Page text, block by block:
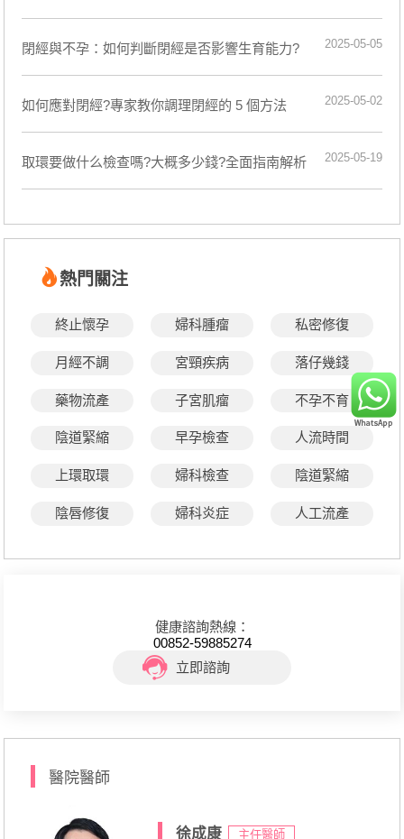
閉經與不孕：如何判斷閉經是否影響生育能力? 2025-05-05
如何應對閉經?專家教你調理閉經的 5 個方法 2025-05-02
取環要做什么檢查嗎?大概多少錢?全面指南解析 2025-05-19
熱門關注
終止懷孕 婦科腫瘤 私密修復
月經不調 宮頸疾病 落仔幾錢
藥物流產 子宮肌瘤 不孕不育
陰道緊縮 早孕檢查 人流時間
上環取環 婦科檢查 陰道緊縮
陰唇修復 婦科炎症 人工流產
健康諮詢熱線：
00852-59885274
立即諮詢
醫院醫師
徐成康 主任醫師